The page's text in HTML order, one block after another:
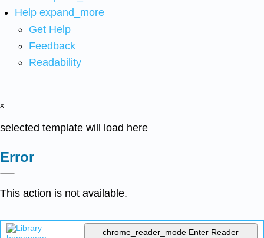
Help expand_more
Get Help
Feedback
Readability
x
selected template will load here
Error
This action is not available.
chrome_reader_mode Enter Reader